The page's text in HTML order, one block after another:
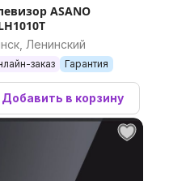
ASANO
Ленинский
заказ Гарантия
Добавить в корзину